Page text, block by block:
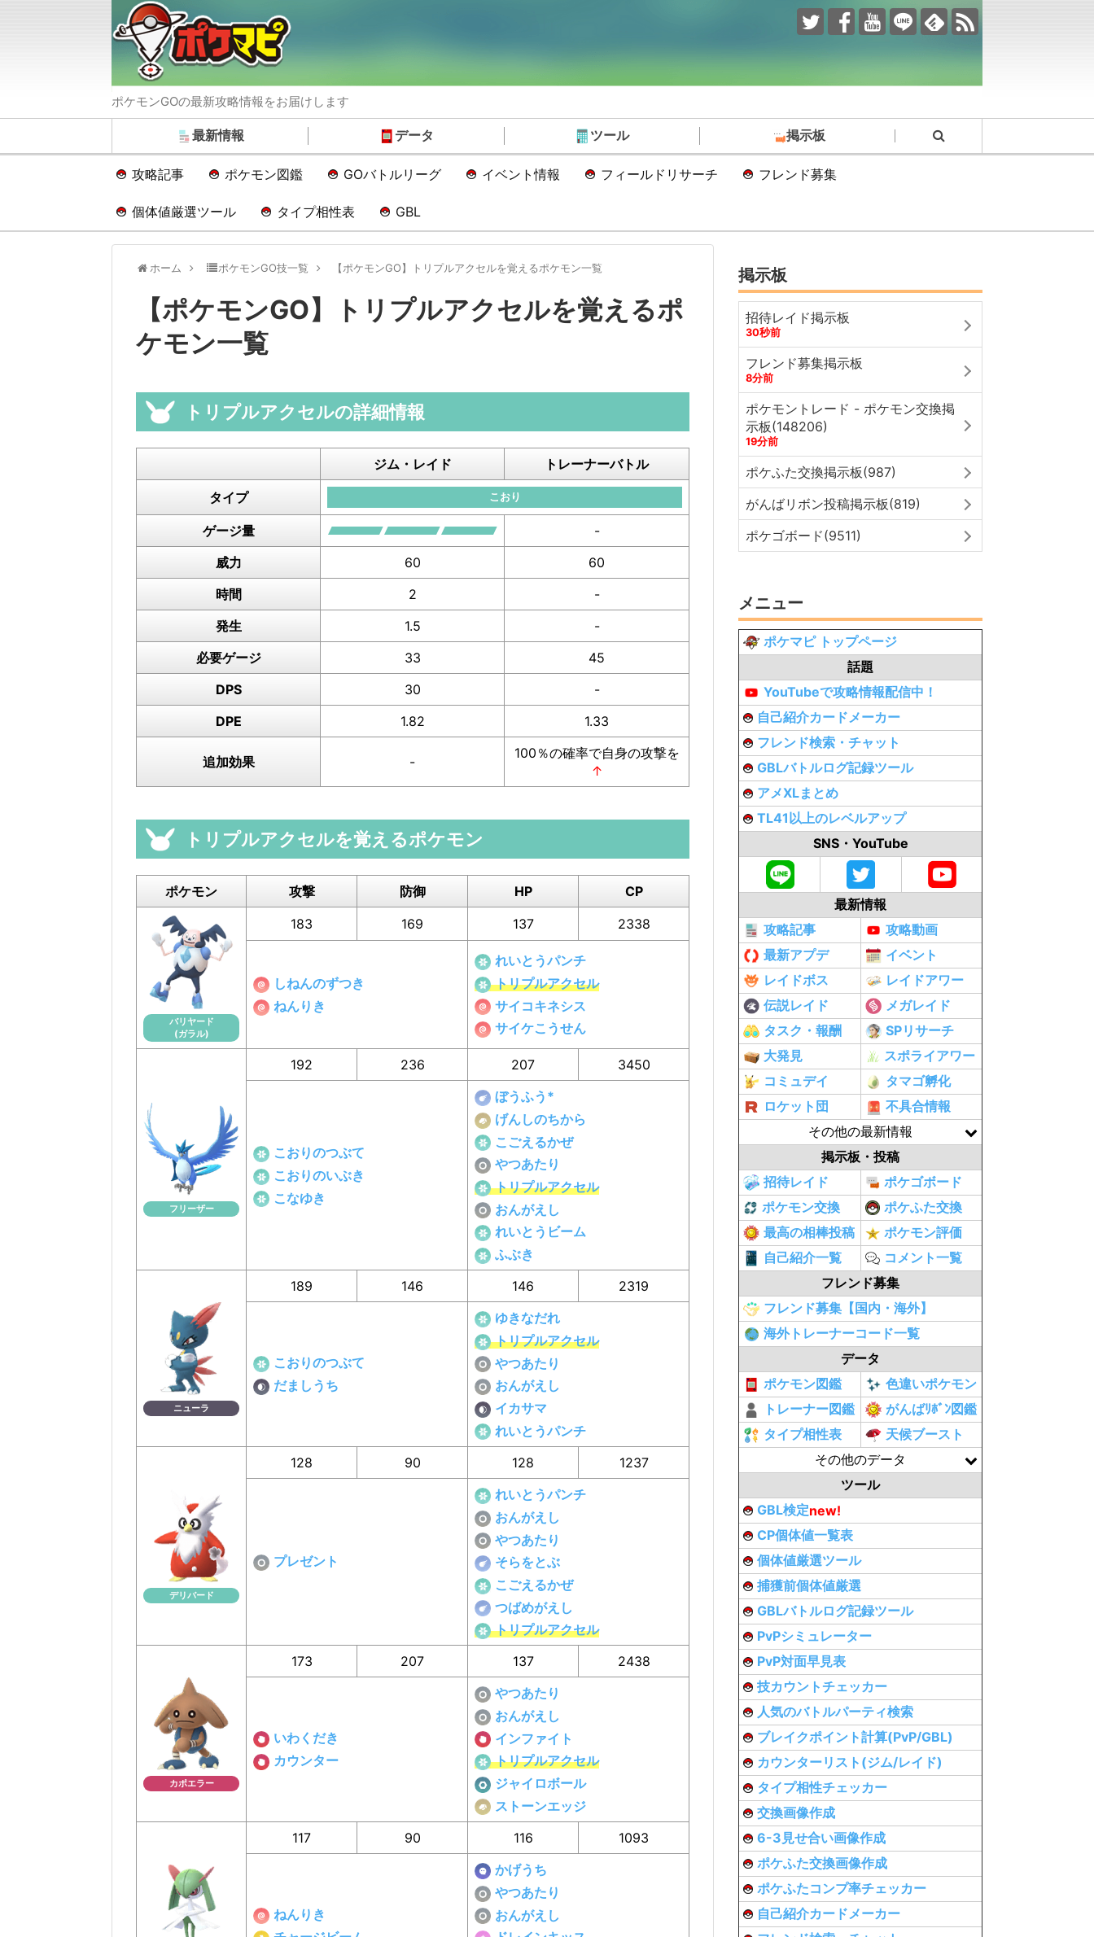
ポケモンGOの最新攻略情報をお届けします
最新情報 データ ツール 掲示板
攻略記事 ポケモン図鑑 GOバトルリーグ イベント情報 フィールドリサーチ フレンド募集
個体値厳選ツール タイプ相性表 GBL
ホーム ポケモンGO技一覧 【ポケモンGO】トリプルアクセルを覚えるポケモン一覧
【ポケモンGO】トリプルアクセルを覚えるポ
ケモン一覧
トリプルアクセルの詳細情報
ジム・レイド トレーナーバトル
タイプ こおり
ゲージ量
-
威力
60
60
時間
2
-
発生
1.5
-
必要ゲージ
33
45
DPS
30
-
DPE
1.82 1.33
追加効果 -
100％の確率で自身の攻撃を
↑
トリプルアクセルを覚えるポケモン
ポケモン 攻撃 防御 HP CP
バリヤード
(ガラル)
183 169 137 2338
しねんのずつき
ねんりき
れいとうパンチ
トリプルアクセル
サイコキネシス
サイケこうせん
フリーザー
192 236 207 3450
こおりのつぶて
こおりのいぶき
こなゆき
ぼうふう*
げんしのちから
こごえるかぜ
やつあたり
トリプルアクセル
おんがえし
れいとうビーム
ふぶき
ニューラ
189 146 146 2319
こおりのつぶて
だましうち
ゆきなだれ
トリプルアクセル
やつあたり
おんがえし
イカサマ
れいとうパンチ
デリバード
128 90 128 1237
プレゼント
れいとうパンチ
おんがえし
やつあたり
そらをとぶ
こごえるかぜ
つばめがえし
トリプルアクセル
カポエラー
173 207 137 2438
いわくだき
カウンター
やつあたり
おんがえし
インファイト
トリプルアクセル
ジャイロボール
ストーンエッジ
117 90 116 1093
ねんりき
かげうち
やつあたり
おんがえし
掲示板
招待レイド掲示板
30秒前
フレンド募集掲示板
8分前
ポケモントレード - ポケモン交換掲
示板(148206)
19分前
ポケふた交換掲示板(987)
がんばリボン投稿掲示板(819)
ポケゴボード(9511)
メニュー
ポケマピ トップページ
話題
YouTubeで攻略情報配信中！
自己紹介カードメーカー
フレンド検索・チャット
GBLバトルログ記録ツール
アメXLまとめ
TL41以上のレベルアップ
SNS・YouTube
最新情報
攻略記事
攻略動画
最新アプデ
イベント
レイドボス
レイドアワー
伝説レイド
メガレイド
タスク・報酬
SPリサーチ
大発見
スポライアワー
コミュデイ
タマゴ孵化
ロケット団
不具合情報
その他の最新情報
掲示板・投稿
招待レイド
ポケゴボード
ポケモン交換
ポケふた交換
最高の相棒投稿
ポケモン評価
自己紹介一覧
コメント一覧
フレンド募集
フレンド募集【国内・海外】
海外トレーナーコード一覧
データ
ポケモン図鑑
色違いポケモン
トレーナー図鑑
がんばﾘﾎﾞﾝ図鑑
タイプ相性表
天候ブースト
その他のデータ
ツール
GBL検定new!
CP個体値一覧表
個体値厳選ツール
捕獲前個体値厳選
GBLバトルログ記録ツール
PvPシミュレーター
PvP対面早見表
技カウントチェッカー
人気のバトルパーティ検索
ブレイクポイント計算(PvP/GBL)
カウンターリスト(ジム/レイド)
タイプ相性チェッカー
交換画像作成
6-3見せ合い画像作成
ポケふた交換画像作成
ポケふたコンプ率チェッカー
自己紹介カードメーカー